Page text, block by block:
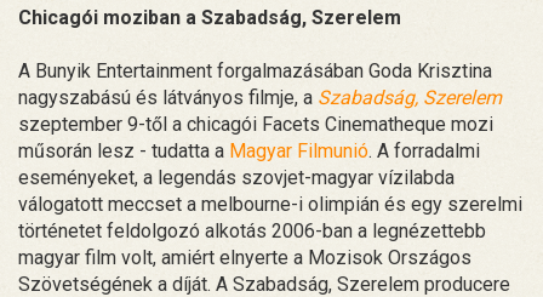
Chicagói moziban a Szabadság, Szerelem
A Bunyik Entertainment forgalmazásában Goda Krisztina
nagyszabású és látványos filmje, a Szabadság, Szerelem
szeptember 9-től a chicagói Facets Cinematheque mozi
műsorán lesz - tudatta a Magyar Filmunió. A forradalmi
eseményeket, a legendás szovjet-magyar vízilabda
válogatott meccset a melbourne-i olimpián és egy szerelmi
történetet feldolgozó alkotás 2006-ban a legnézettebb
magyar film volt, amiért elnyerte a Mozisok Országos
Szövetségének a díját. A Szabadság, Szerelem producere